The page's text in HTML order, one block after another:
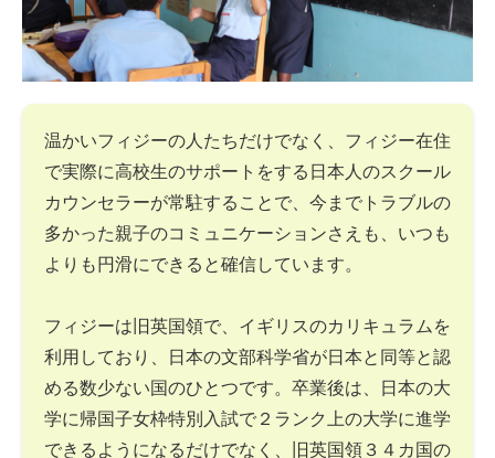
温かいフィジーの人たちだけでなく、フィジー在住
で実際に高校生のサポートをする日本人のスクール
カウンセラーが常駐することで、今までトラブルの
多かった親子のコミュニケーションさえも、いつも
よりも円滑にできると確信しています。
フィジーは旧英国領で、イギリスのカリキュラムを
利用しており、日本の文部科学省が日本と同等と認
める数少ない国のひとつです。卒業後は、日本の大
学に帰国子女枠特別入試で２ランク上の大学に進学
できるようになるだけでなく、旧英国領３４カ国の